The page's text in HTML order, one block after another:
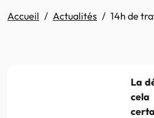
Accueil Actualités 14h de
La